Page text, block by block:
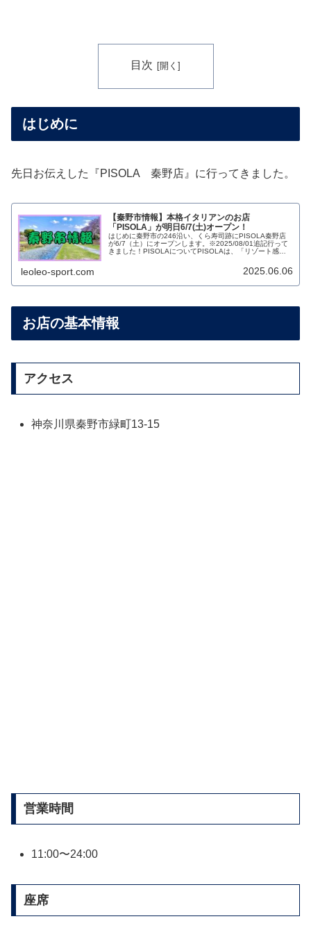
目次
はじめに
先日お伝えした『PISOLA 秦野店』に行ってきました。
【秦野市情報】本格イタリアンのお店
「PISOLA」が明日6/7(土)オープン！
はじめに秦野市の246沿い、くら寿司跡にPISOLA秦野店
が6/7（土）にオープンします。※2025/08/01追記行って
きました！PISOLAについてPISOLAは、「リゾート感あ
leoleo-sport.com 2025.06.06
お店の基本情報
アクセス
神奈川県秦野市緑町13-15
営業時間
11:00〜24:00
座席